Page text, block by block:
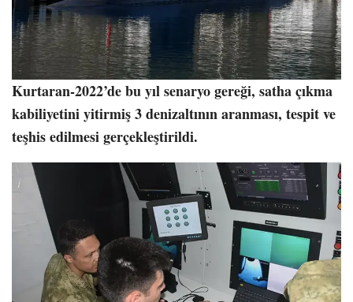
Kurtaran-2022’de bu yıl senaryo gereği, satha çıkma
kabiliyetini yitirmiş 3 denizaltının aranması, tespit ve
teşhis edilmesi gerçekleştirildi.